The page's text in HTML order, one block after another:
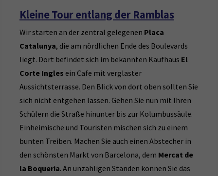
Kleine Tour entlang der Ramblas
Wir starten an der zentral gelegenen Placa
Catalunya, die am nördlichen Ende des Boulevards
liegt. Dort befindet sich im bekannten Kaufhaus El
Corte Ingles ein Cafe mit verglaster
Aussichtsterrasse. Den Blick von dort oben sollten Sie
sich nicht entgehen lassen. Gehen Sie nun mit Ihren
Schülern die Straße hinunter bis zur Kolumbussäule.
Einheimische und Touristen mischen sich zu einem
bunten Treiben. Machen Sie auch einen Abstecher in
den schönsten Markt von Barcelona, dem Mercat de
la Boqueria. An unzähligen Ständen können Sie das